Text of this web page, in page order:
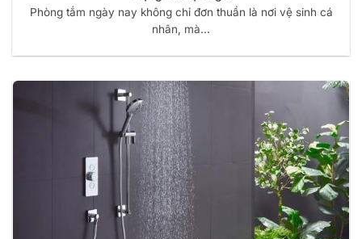
Phòng tắm ngày nay không chỉ đơn thuần là nơi vệ sinh cá
nhân, mà...